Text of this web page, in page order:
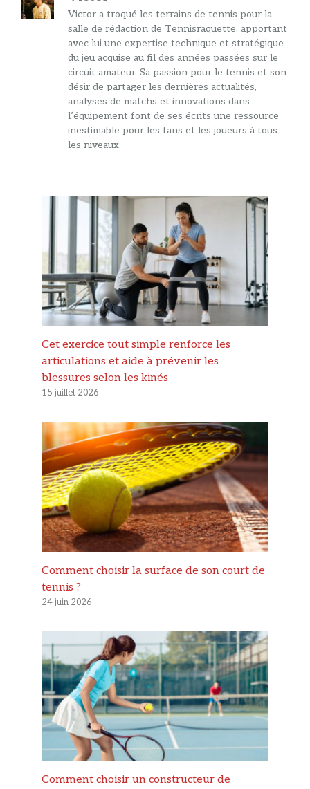
Victor a troqué les terrains de tennis pour la
salle de rédaction de Tennisraquette, apportant
avec lui une expertise technique et stratégique
du jeu acquise au fil des années passées sur le
circuit amateur. Sa passion pour le tennis et son
désir de partager les dernières actualités,
analyses de matchs et innovations dans
l’équipement font de ses écrits une ressource
inestimable pour les fans et les joueurs à tous
les niveaux.
Cet exercice tout simple renforce les
articulations et aide à prévenir les
blessures selon les kinés
15 juillet 2026
Comment choisir la surface de son court de
tennis ?
24 juin 2026
Comment choisir un constructeur de